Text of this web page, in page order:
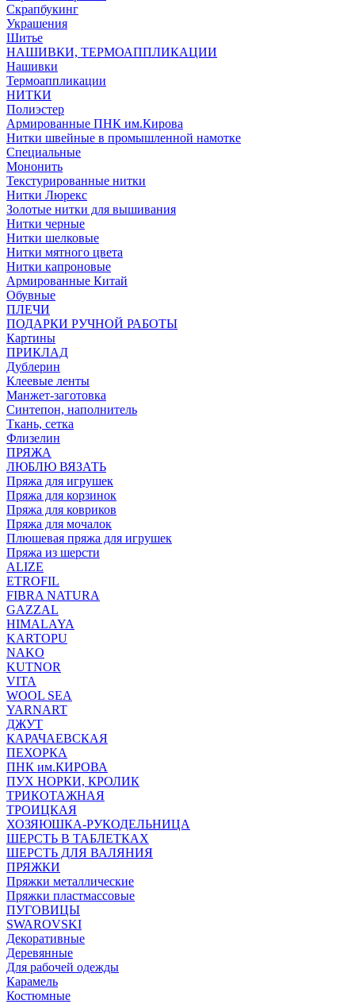
Скрапбукинг
Украшения
Шитье
НАШИВКИ, ТЕРМОАППЛИКАЦИИ
Нашивки
Термоаппликации
НИТКИ
Полиэстер
Армированные ПНК им.Кирова
Нитки швейные в промышленной намотке
Специальные
Мононить
Текстурированные нитки
Нитки Люрекс
Золотые нитки для вышивания
Нитки черные
Нитки шелковые
Нитки мятного цвета
Нитки капроновые
Армированные Китай
Обувные
ПЛЕЧИ
ПОДАРКИ РУЧНОЙ РАБОТЫ
Картины
ПРИКЛАД
Дублерин
Клеевые ленты
Манжет-заготовка
Синтепон, наполнитель
Ткань, сетка
Флизелин
ПРЯЖА
ЛЮБЛЮ ВЯЗАТЬ
Пряжа для игрушек
Пряжа для корзинок
Пряжа для ковриков
Пряжа для мочалок
Плюшевая пряжа для игрушек
Пряжа из шерсти
ALIZE
ETROFIL
FIBRA NATURA
GAZZAL
HIMALAYA
KARTOPU
NAKO
KUTNOR
VITA
WOOL SEA
YARNART
ДЖУТ
КАРАЧАЕВСКАЯ
ПЕХОРКА
ПНК им.КИРОВА
ПУХ НОРКИ, КРОЛИК
ТРИКОТАЖНАЯ
ТРОИЦКАЯ
ХОЗЯЮШКА-РУКОДЕЛЬНИЦА
ШЕРСТЬ В ТАБЛЕТКАХ
ШЕРСТЬ ДЛЯ ВАЛЯНИЯ
ПРЯЖКИ
Пряжки металлические
Пряжки пластмассовые
ПУГОВИЦЫ
SWAROVSKI
Декоративные
Деревянные
Для рабочей одежды
Карамель
Костюмные